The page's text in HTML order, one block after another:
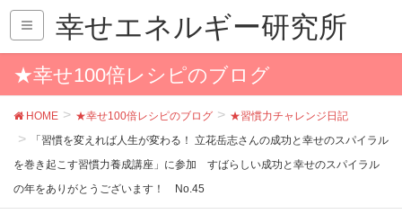
幸せエネルギー研究所
★幸せ100倍レシピのブログ
HOME ★幸せ100倍レシピのブログ
★習慣力チャレンジ日記
「習慣を変えれば人生が変わる！ 立花岳志さんの成功と幸せのスパイラル
を巻き起こす習慣力養成講座」に参加 すばらしい成功と幸せのスパイラル
の年をありがとうございます！ No.45